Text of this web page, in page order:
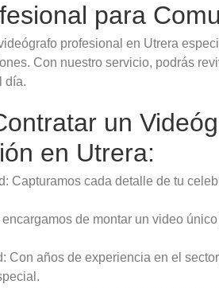
para
profesional en Utrera
Con nuestro servicio, podrás
día.
un
en Utrera:
Capturamos cada detalle de tu
de montar un video
Con años de experiencia en el